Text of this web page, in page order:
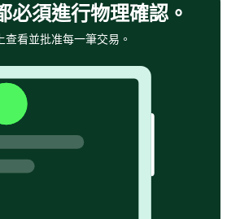
必須進行物理確認。
看並批准每一筆交易。